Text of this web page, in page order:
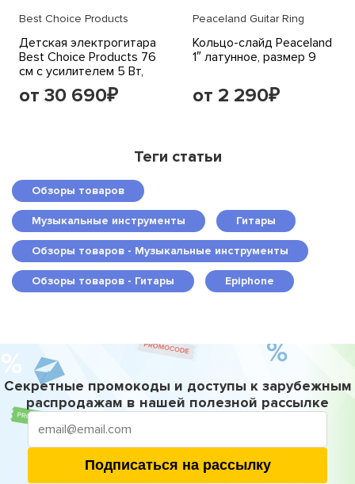
Best Choice Products
Детская электрогитара
Best Choice Products 76
см с усилителем 5 Вт,
голубая
от 30 690₽
Peaceland Guitar Ring
Кольцо-слайд Peaceland
1″ латунное, размер 9
от 2 290₽
Теги статьи
Обзоры товаров
Музыкальные инструменты Гитары
Обзоры товаров - Музыкальные инструменты
Обзоры товаров - Гитары Epiphone
Секретные промокоды и доступы к зарубежным
распродажам в нашей полезной рассылке
Подписаться на рассылку